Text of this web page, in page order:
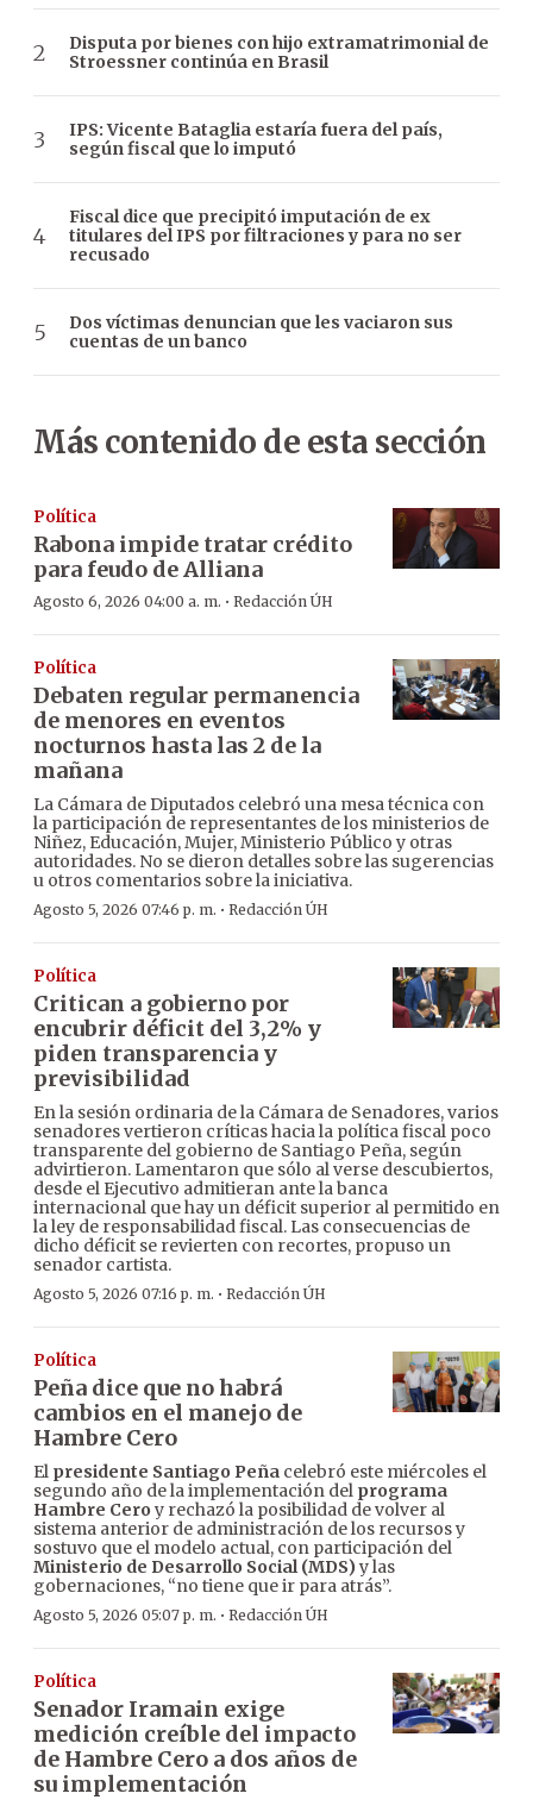
Disputa por bienes con hijo extramatrimonial de
Stroessner continúa en Brasil
IPS: Vicente Bataglia estaría fuera del país,
según fiscal que lo imputó
Fiscal dice que precipitó imputación de ex
titulares del IPS por filtraciones y para no ser
recusado
Dos víctimas denuncian que les vaciaron sus
cuentas de un banco
Más contenido de esta sección
Política
Rabona impide tratar crédito
para feudo de Alliana
Agosto 6, 2026 04:00 a. m. · Redacción ÚH
Política
Debaten regular permanencia
de menores en eventos
nocturnos hasta las 2 de la
mañana
La Cámara de Diputados celebró una mesa técnica con
la participación de representantes de los ministerios de
Niñez, Educación, Mujer, Ministerio Público y otras
autoridades. No se dieron detalles sobre las sugerencias
u otros comentarios sobre la iniciativa.
Agosto 5, 2026 07:46 p. m. · Redacción ÚH
Política
Critican a gobierno por
encubrir déficit del 3,2% y
piden transparencia y
previsibilidad
En la sesión ordinaria de la Cámara de Senadores, varios
senadores vertieron críticas hacia la política fiscal poco
transparente del gobierno de Santiago Peña, según
advirtieron. Lamentaron que sólo al verse descubiertos,
desde el Ejecutivo admitieran ante la banca
internacional que hay un déficit superior al permitido en
la ley de responsabilidad fiscal. Las consecuencias de
dicho déficit se revierten con recortes, propuso un
senador cartista.
Agosto 5, 2026 07:16 p. m. · Redacción ÚH
Política
Peña dice que no habrá
cambios en el manejo de
Hambre Cero
El presidente Santiago Peña celebró este miércoles el
segundo año de la implementación del programa
Hambre Cero y rechazó la posibilidad de volver al
sistema anterior de administración de los recursos y
sostuvo que el modelo actual, con participación del
Ministerio de Desarrollo Social (MDS)y las
gobernaciones, “no tiene que ir para atrás”.
Agosto 5, 2026 05:07 p. m. · Redacción ÚH
Política
Senador Iramain exige
medición creíble del impacto
de Hambre Cero a dos años de
su implementación